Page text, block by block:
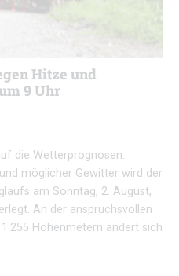
Hitze und
9 Uhr
die Wetterprognosen:
möglicher Gewitter wird der
am Sonntag, 2. August,
An der anspruchsvollen
Höhenmetern ändert sich